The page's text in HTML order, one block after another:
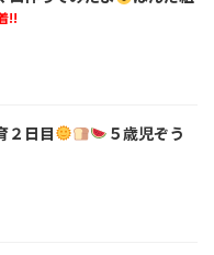
!!
２日目
５歳児ぞう